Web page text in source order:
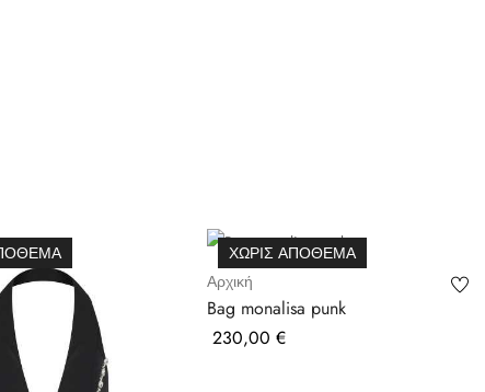
ΧΩΡΊΣ ΑΠΌΘΕΜΑ
Αρχική
Bag monalisa punk
Τιμή
230,00 €